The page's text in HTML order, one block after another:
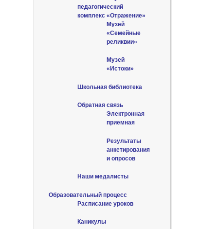
педагогический
комплекс «Отражение»
Музей
«Семейные
реликвии»
Музей
«Истоки»
Школьная библиотека
Обратная связь
Электронная
приемная
Результаты
анкетирования
и опросов
Наши медалисты
Образовательный процесс
Расписание уроков
Каникулы